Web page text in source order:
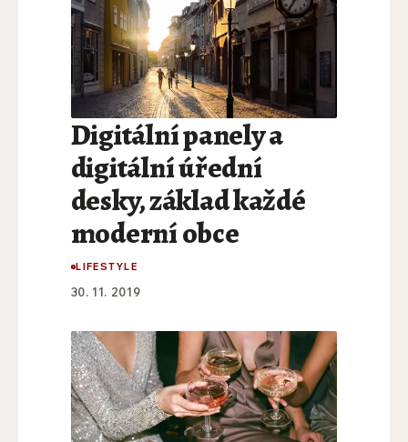
Digitální panely a
digitální úřední
desky, základ každé
moderní obce
LIFESTYLE
30. 11. 2019